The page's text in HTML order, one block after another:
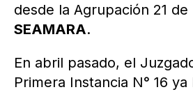
desde la Agrupación 21
SEAMARA.
En abril pasado, el
Primera Instancia N° 16